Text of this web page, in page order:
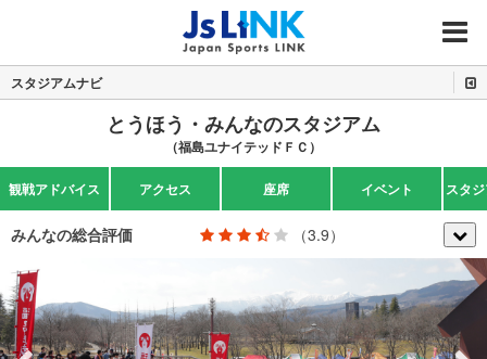
MENU
スタジアムナビ
とうほう・みんなのスタジアム
（福島ユナイテッドＦＣ）
観戦アドバイス アクセス 座席 イベント スタ
みんなの総合評価 （3.9）